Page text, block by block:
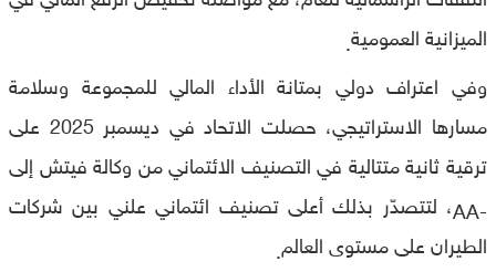
الميزانية العمومية.
وفي اعتراف دولي بمتانة الأداء المالي للمجموعة وسلامة
مسارها الاستراتيجي، حصلت الاتحاد في ديسمبر 2025 على
ترقية ثانية متتالية في التصنيف الائتماني من وكالة فيتش إلى
-AA
، لتتصدّر بذلك أعلى تصنيف ائتماني علني بين شركات
الطيران على مستوى العالم.